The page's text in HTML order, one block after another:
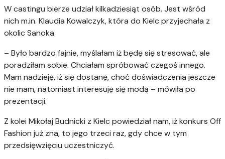
W castingu bierze udział kilkadziesiąt osób. Jest wśród
nich m.in. Klaudia Kowalczyk, która do Kielc przyjechała z
okolic Sanoka.
– Było bardzo fajnie, myślałam iż będę się stresować, ale
poradziłam sobie. Chciałam spróbować czegoś innego.
Mam nadzieję, iż się dostanę, choć doświadczenia jeszcze
nie mam, natomiast interesuję się modą – mówiła po
prezentacji.
Z kolei Mikołaj Budnicki z Kielc powiedział nam, iż konkurs Off
Fashion już zna, to jego trzeci raz, gdy chce w tym
przedsięwzięciu uczestniczyć.